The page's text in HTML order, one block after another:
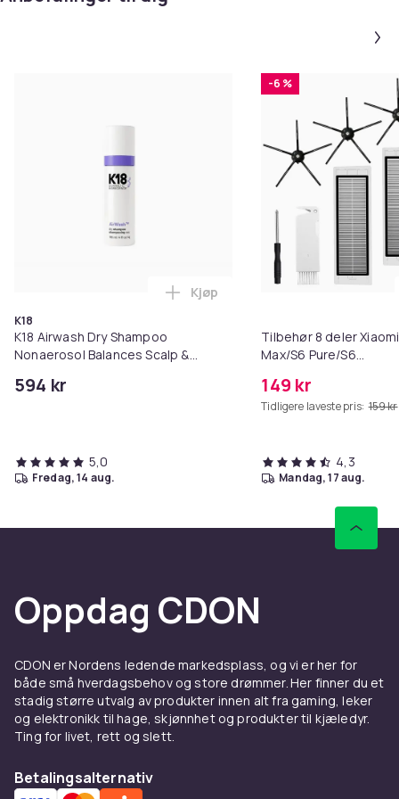
K18
K18 Airwash Dry Shampoo
Nonaerosol Balances Scalp &
594 kr
Legg K18 Airwash Dry
Kjøp
5,0
fredag, 14 aug.
-6 %
Tilbehør 8 deler
Max/S6 Pure/S6
149 kr
Tidligere laveste pris: 159 kr
4,3
mandag, 17 aug.
Oppdag CDON
CDON er Nordens ledende markedsplass, og vi er her for
både små hverdagsbehov og store drømmer. Her finner du et
stadig større utvalg av produkter innen alt fra gaming, leker
og elektronikk til hage, skjønnhet og produkter til kjæledyr.
Ting for livet, rett og slett.
Betalingsalternativ